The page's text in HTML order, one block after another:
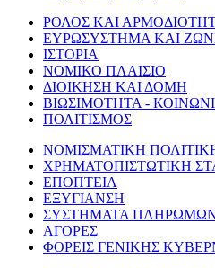
ΡΟΛΟΣ ΚΑΙ
ΕΥΡΩΣΥΣΤΗΜΑ ΚΑΙ
ΙΣΤΟΡΙΑ
ΝΟΜΙΚΟ ΠΛΑΙΣΙΟ
ΔΙΟΙΚΗΣΗ ΚΑΙ ΔΟΜΗ
ΒΙΩΣΙΜΟΤΗΤΑ -
ΠΟΛΙΤΙΣΜΟΣ
ΝΟΜΙΣΜΑΤΙΚΗ
ΧΡΗΜΑΤΟΠΙΣΤΩΤΙΚΗ
ΕΠΟΠΤΕΙΑ
ΕΞΥΓΙΑΝΣΗ
ΣΥΣΤΗΜΑΤΑ
ΑΓΟΡΕΣ
ΦΟΡΕΙΣ ΓΕΝΙΚΗΣ